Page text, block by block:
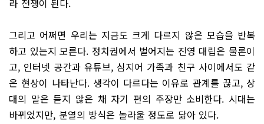
라 전쟁이 된다.
그리고 어쩌면 우리는 지금도 크게 다르지 않은 모습을 반복
하고 있는지 모른다. 정치권에서 벌어지는 진영 대립은 물론이
고, 인터넷 공간과 유튜브, 심지어 가족과 친구 사이에서도 같
은 현상이 나타난다. 생각이 다르다는 이유로 관계를 끊고, 상
대의 말은 듣지 않은 채 자기 편의 주장만 소비한다. 시대는
바뀌었지만, 분열의 방식은 놀라울 정도로 닮아 있다.